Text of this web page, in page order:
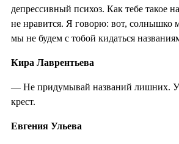
депрессивный психоз. Как тебе такое
не нравится. Я говорю: вот, солнышко
мы не будем с тобой кидаться
Кира Лаврентьева
— Не придумывай названий лишних. У
крест.
Евгения Ульева